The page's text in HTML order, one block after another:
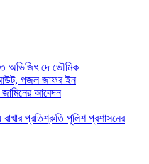
অভিজিৎ দে ভৌমিক
আউট, গজল জাফর ইন
জামিনের আবেদন
রাখার প্রতিশ্রুতি পুলিশ প্রশাসনের